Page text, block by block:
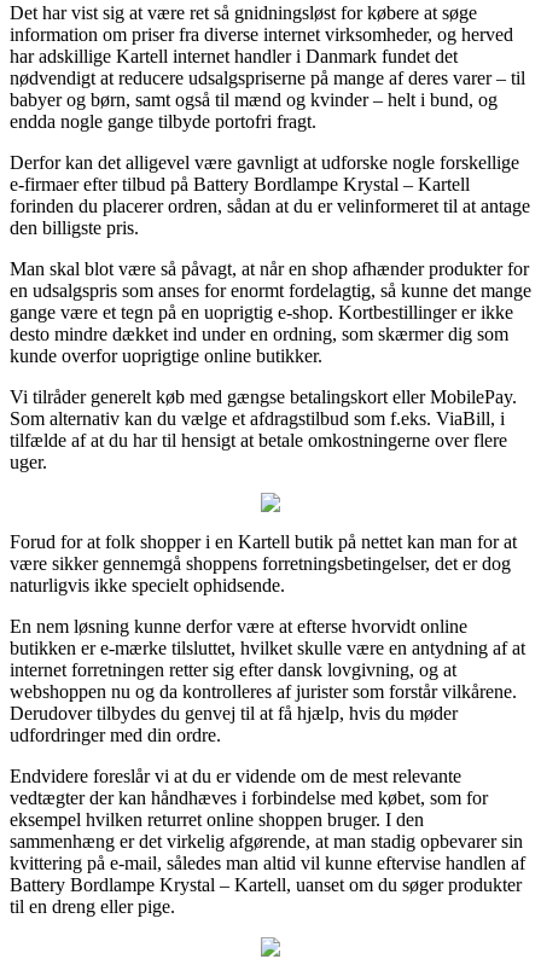
Det har vist sig at være ret så gnidningsløst for købere at søge
information om priser fra diverse internet virksomheder, og herved
har adskillige Kartell internet handler i Danmark fundet det
nødvendigt at reducere udsalgspriserne på mange af deres varer – til
babyer og børn, samt også til mænd og kvinder – helt i bund, og
endda nogle gange tilbyde portofri fragt.
Derfor kan det alligevel være gavnligt at udforske nogle forskellige
e-firmaer efter tilbud på Battery Bordlampe Krystal – Kartell
forinden du placerer ordren, sådan at du er velinformeret til at antage
den billigste pris.
Man skal blot være så påvagt, at når en shop afhænder produkter for
en udsalgspris som anses for enormt fordelagtig, så kunne det mange
gange være et tegn på en uoprigtig e-shop. Kortbestillinger er ikke
desto mindre dækket ind under en ordning, som skærmer dig som
kunde overfor uoprigtige online butikker.
Vi tilråder generelt køb med gængse betalingskort eller MobilePay.
Som alternativ kan du vælge et afdragstilbud som f.eks. ViaBill, i
tilfælde af at du har til hensigt at betale omkostningerne over flere
uger.
Forud for at folk shopper i en Kartell butik på nettet kan man for at
være sikker gennemgå shoppens forretningsbetingelser, det er dog
naturligvis ikke specielt ophidsende.
En nem løsning kunne derfor være at efterse hvorvidt online
butikken er e-mærke tilsluttet, hvilket skulle være en antydning af at
internet forretningen retter sig efter dansk lovgivning, og at
webshoppen nu og da kontrolleres af jurister som forstår vilkårene.
Derudover tilbydes du genvej til at få hjælp, hvis du møder
udfordringer med din ordre.
Endvidere foreslår vi at du er vidende om de mest relevante
vedtægter der kan håndhæves i forbindelse med købet, som for
eksempel hvilken returret online shoppen bruger. I den
sammenhæng er det virkelig afgørende, at man stadig opbevarer sin
kvittering på e-mail, således man altid vil kunne eftervise handlen af
Battery Bordlampe Krystal – Kartell, uanset om du søger produkter
til en dreng eller pige.